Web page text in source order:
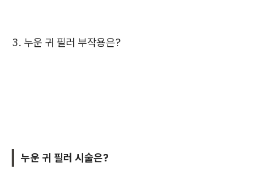
3. 누운 귀 필러 부작용은?
누운 귀 필러 시술은?